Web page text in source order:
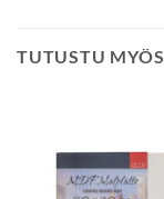
TUTUSTU MYÖS